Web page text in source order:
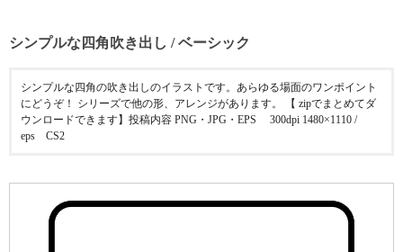
シンプルな四角吹き出し / ベーシック
シンプルな四角の吹き出しのイラストです。あらゆる場面のワンポイント
にどうぞ！ シリーズで他の形、アレンジがあります。 【 zipでまとめてダ
ウンロードできます】投稿内容 PNG・JPG・EPS 300dpi 1480×1110 /
eps CS2